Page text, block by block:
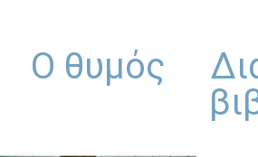
-- Τα Νέα μας
Ο θυμός